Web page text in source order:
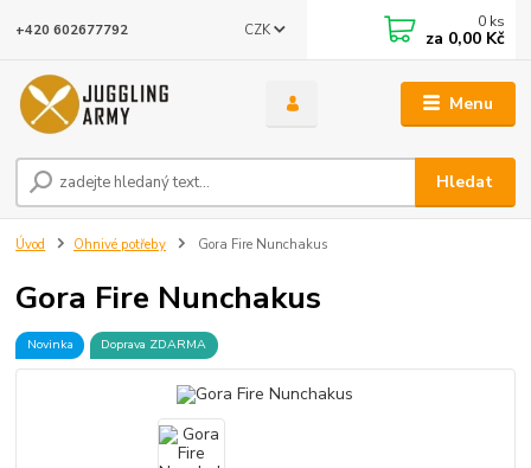
Menu
CZK
Hledat
+420 602677792 0 ks
za 0,00 Kč
Úvod Ohnivé potřeby Gora Fire Nunchakus
Gora Fire Nunchakus
Novinka Doprava ZDARMA